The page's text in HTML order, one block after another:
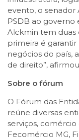
evento, o senador
PSDB ao governo
Alckmin tem duas
primeira é
negócios do país,
de direito”,
Sobre o fórum
O Fórum das
reúne diversas
serviços,
Fecomércio MG,